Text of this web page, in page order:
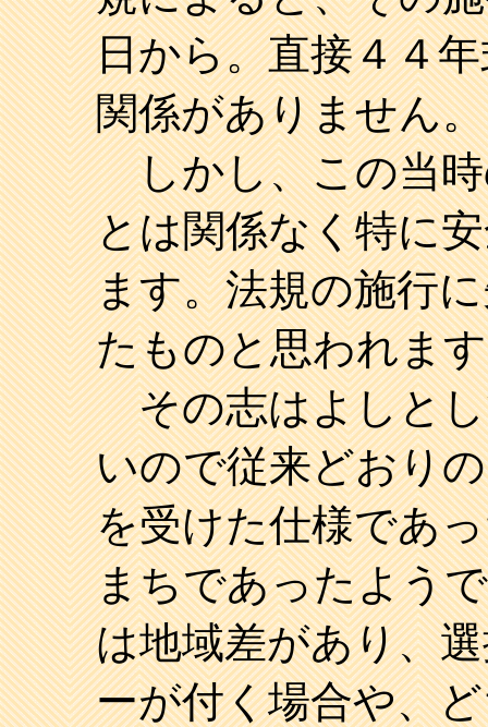
日から。直接４４
関係がありません。
しかし、この当時
とは関係なく特に
ます。法規の施行
たものと思われま
その志はよしとし
いので従来どおり
を受けた仕様であ
まちであったよう
は地域差があり、
ーが付く場合や、